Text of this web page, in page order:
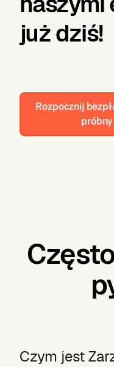
już dziś!
Rozpocznij
próbny
Czym jest